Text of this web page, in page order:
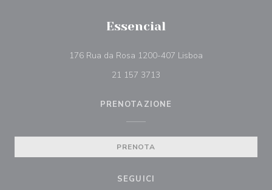
Essencial
176 Rua da Rosa 1200-407 Lisboa
21 157 3713
PRENOTAZIONE
PRENOTA
SEGUICI